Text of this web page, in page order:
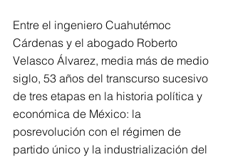
Entre el ingeniero Cuahutémoc
Cárdenas y el abogado Roberto
Velasco Álvarez, media más de medio
siglo, 53 años del transcurso sucesivo
de tres etapas en la historia política y
económica de México: la
posrevolución con el régimen de
partido único y la industrialización del